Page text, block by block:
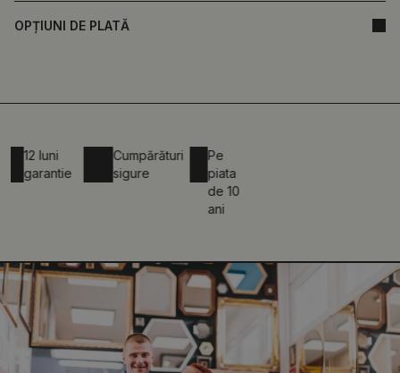
OPȚIUNI DE PLATĂ
12 luni
garantie
Cumpărături
sigure
piata
de 10